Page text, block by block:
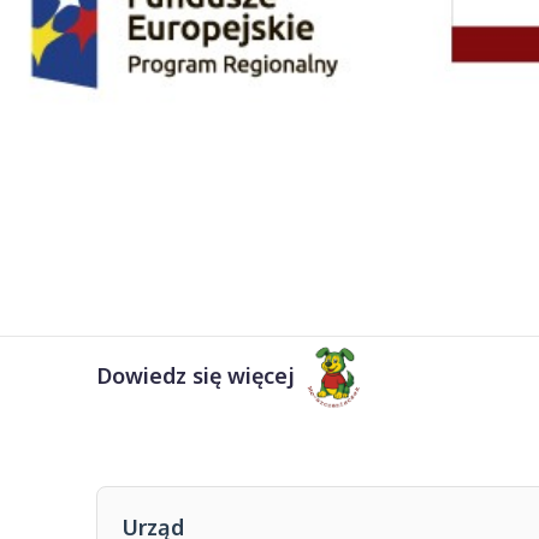
Dowiedz się więcej
Urząd